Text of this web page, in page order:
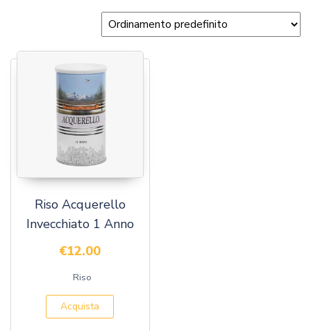
Riso Acquerello
Invecchiato 1 Anno
€12.00
Riso
Acquista